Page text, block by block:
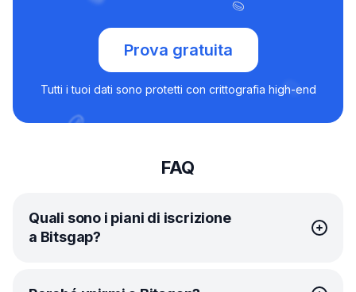
Prova gratuita
Tutti i tuoi dati sono protetti con crittografia high-end
FAQ
Quali sono i piani di iscrizione
a Bitsgap?
Bitsgap offrepianisemplici e convenienti per soddisfare